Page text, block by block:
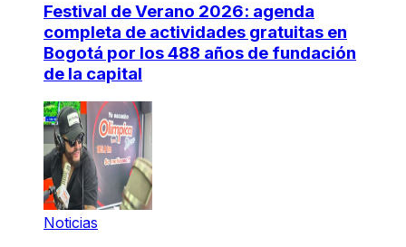
Festival de Verano 2026: agenda
completa de actividades gratuitas en
Bogotá por los 488 años de fundación
de la capital
Noticias